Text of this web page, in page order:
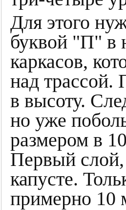
Для этого
буквой "П" в
каркасов,
над
в высоту.
но уже
размером в
Первый слой,
капусте.
примерно 10